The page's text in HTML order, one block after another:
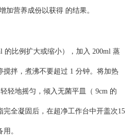
加营养成份以获得 的结果。
的比例扩大或缩小），加入 200ml 蒸
拌，煮沸不要超过 1 分钟。将加热
轻地摇匀，倾入无菌平皿（ 9cm 的
完全凝固后，在超净工作台中开盖次15
。